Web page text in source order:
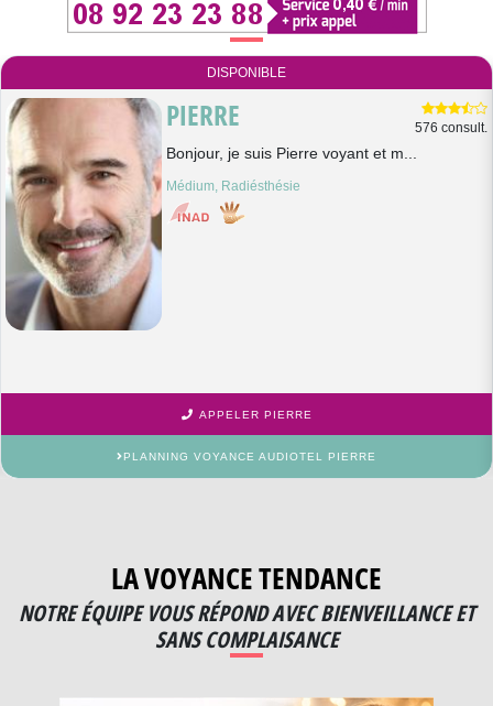
DISPONIBLE
PIERRE 576 consult.
Bonjour, je suis Pierre voyant et m...
Médium, Radiésthésie
APPELER PIERRE
PLANNING VOYANCE AUDIOTEL PIERRE
LA VOYANCE TENDANCE
NOTRE ÉQUIPE VOUS RÉPOND AVEC BIENVEILLANCE ET
SANS COMPLAISANCE